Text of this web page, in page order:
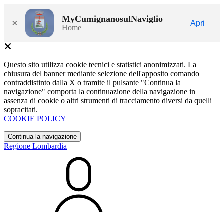
× MyCumignanosulNaviglio
Home
Apri
Questo sito utilizza cookie tecnici e statistici anonimizzati. La
chiusura del banner mediante selezione dell'apposito comando
contraddistinto dalla X o tramite il pulsante "Continua la
navigazione" comporta la continuazione della navigazione in
assenza di cookie o altri strumenti di tracciamento diversi da quelli
sopracitati.
COOKIE POLICY
Continua la navigazione
Regione Lombardia